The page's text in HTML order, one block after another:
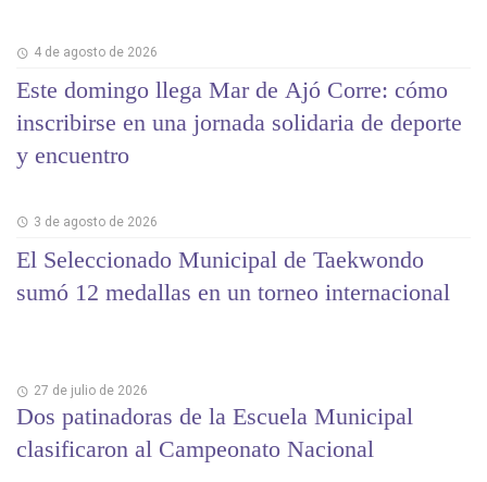
4 de agosto de 2026
Este domingo llega Mar de Ajó Corre: cómo
inscribirse en una jornada solidaria de deporte
y encuentro
3 de agosto de 2026
El Seleccionado Municipal de Taekwondo
sumó 12 medallas en un torneo internacional
27 de julio de 2026
Dos patinadoras de la Escuela Municipal
clasificaron al Campeonato Nacional